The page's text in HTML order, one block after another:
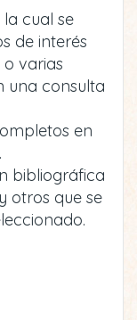
cual se
de interés
varias
una consulta
en
bibliográfica
otros que se